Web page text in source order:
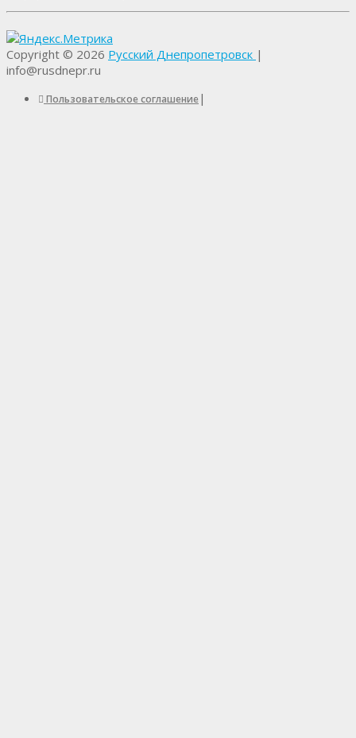
Copyright © 2026 Русский Днепропетровск |
info@rusdnepr.ru
Пользовательское соглашение |